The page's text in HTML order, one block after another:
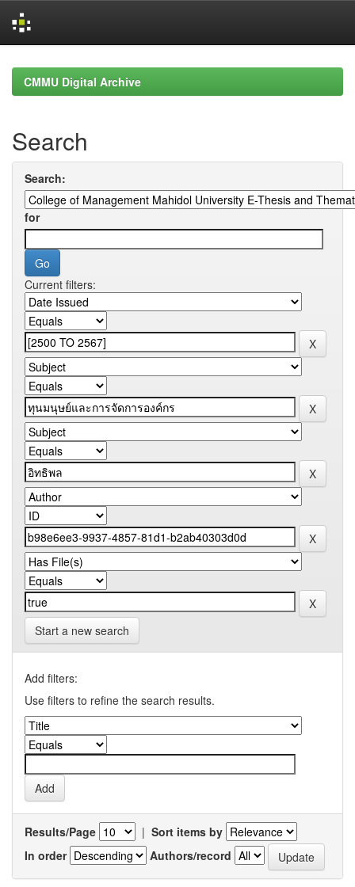
navigationCMMU Digital Archive
Search
Search:
for
Current filters:
Start a new search
Add filters:
Use filters to refine the search results.
Results/Page | Sort items by
In order
Authors/record